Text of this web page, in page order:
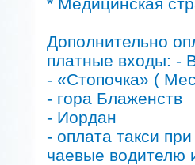
Дополнительно
платные входы: -
- «Стопочка» (
- гора Блаженств
- Иордан
- оплата такси
чаевые водителю